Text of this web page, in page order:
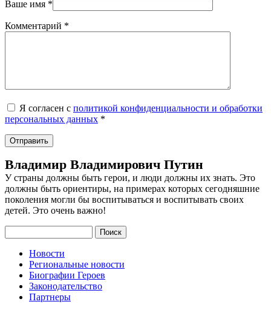
Ваше имя *
Комментарий *
Я согласен с политикой конфиденциальности и обработки
персональных данных *
Владимир Владимирович Путин
У страны должны быть герои, и люди должны их знать. Это
должны быть ориентиры, на примерах которых сегодняшние
поколения могли бы воспитываться и воспитывать своих
детей. Это очень важно!
Поиск
Новости
Региональные новости
Биографии Героев
Законодательство
Партнеры